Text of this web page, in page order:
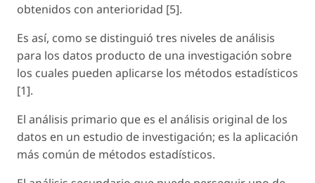
obtenidos con anterioridad [5].
Es así, como se distinguió tres niveles de análisis
para los datos producto de una investigación sobre
los cuales pueden aplicarse los métodos estadísticos
[1].
El análisis primario que es el análisis original de los
datos en un estudio de investigación; es la aplicación
más común de métodos estadísticos.